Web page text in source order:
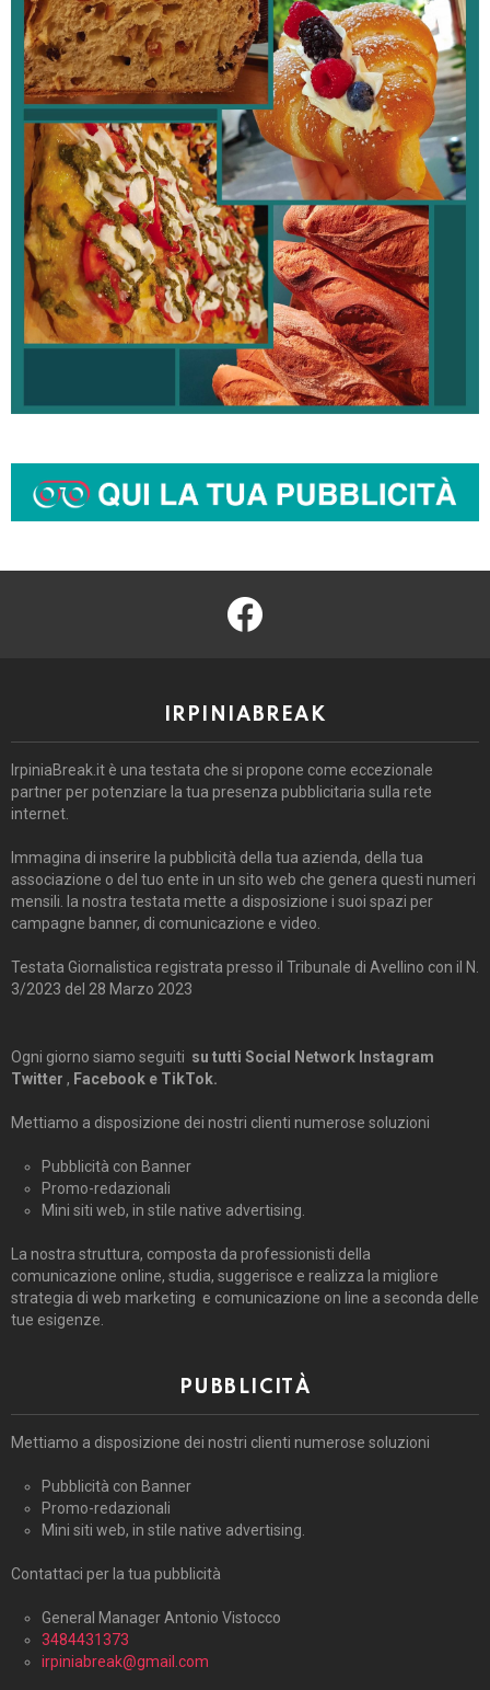
facebook
IRPINIABREAK
IrpiniaBreak.it è una testata che si propone come eccezionale
partner per potenziare la tua presenza pubblicitaria sulla rete
internet.
Immagina di inserire la pubblicità della tua azienda, della tua
associazione o del tuo ente in un sito web che genera questi numeri
mensili. la nostra testata mette a disposizione i suoi spazi per
campagne banner, di comunicazione e video.
Testata Giornalistica registrata presso il Tribunale di Avellino con il N.
3/2023 del 28 Marzo 2023
Ogni giorno siamo seguiti su tutti Social Network Instagram
Twitter , Facebook e TikTok.
Mettiamo a disposizione dei nostri clienti numerose soluzioni
Pubblicità con Banner
Promo-redazionali
Mini siti web, in stile native advertising.
La nostra struttura, composta da professionisti della
comunicazione online, studia, suggerisce e realizza la migliore
strategia di web marketing e comunicazione on line a seconda delle
tue esigenze.
PUBBLICITÀ
Mettiamo a disposizione dei nostri clienti numerose soluzioni
Pubblicità con Banner
Promo-redazionali
Mini siti web, in stile native advertising.
Contattaci per la tua pubblicità
General Manager Antonio Vistocco
3484431373
irpiniabreak@gmail.com